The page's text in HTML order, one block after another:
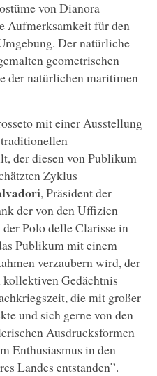
von Dianora
Aufmerksamkeit für den
Der natürliche
geometrischen
der natürlichen maritimen
mit einer Ausstellung
der diesen von Publikum
Zyklus
, Präsident der
der von den Uffizien
Polo delle Clarisse in
Publikum mit einem
verzaubern wird, der
Gedächtnis
die mit großer
und sich gerne von den
Ausdrucksformen
Enthusiasmus in den
Landes entstanden”.